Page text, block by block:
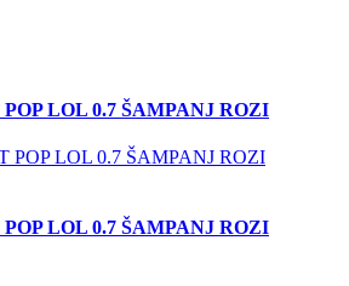
LOL 0.7 ŠAMPANJ ROZI
LOL 0.7 ŠAMPANJ ROZI